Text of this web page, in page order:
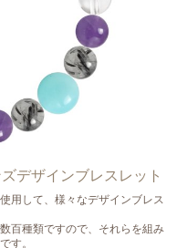
デザインブレスレット
用して、様々なデザインブレス
百種類ですので、それらを組み
す。